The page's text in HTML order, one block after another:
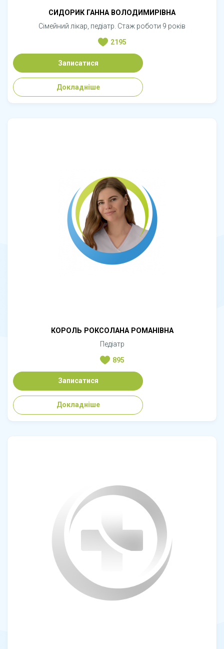
СИДОРИК ГАННА ВОЛОДИМИРІВНА
Сімейний лікар, педіатр. Стаж роботи 9 років
2195
Записатися
Докладніше
КОРОЛЬ РОКСОЛАНА РОМАНІВНА
Педіатр
895
Записатися
Докладніше